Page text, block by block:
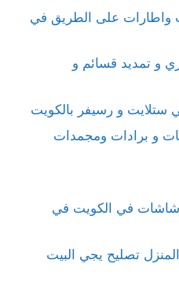
واطارات على الطريق في
و تمديد قسائم و
ستلايت و رسيفر بالكويت
و برادات ومجمدات
شاشات في الكويت في
تصليح يجي البيت